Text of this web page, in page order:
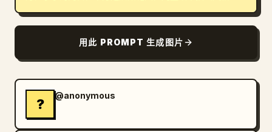
用此 PROMPT 生成图片
?
@anonymous